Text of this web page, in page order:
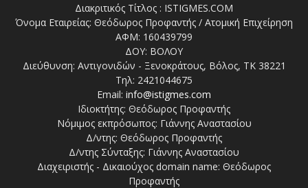
Διακριτικός Τίτλος : ISTIGMES.COM
Όνομα Εταιρείας: Θεόδωρος Προφαντής / Ατομική Επιχείρηση
ΑΦΜ: 160439799
ΔΟΥ: ΒΟΛΟΥ
Διεύθυνση: Αντιγονιδών - Ξενοκράτους, Βόλος, ΤΚ 38221
Τηλ: 2421044675
Email: info@istigmes.com
Ιδιοκτήτης: Θεόδωρος Προφαντής
Νόμιμος εκπρόσωπος: Γιάννης Αναστασίου
Δ/ντης: Θεόδωρος Προφαντής
Δ/ντης Σύνταξης: Γιάννης Αναστασίου
Διαχειριστής - Δικαιούχος domain name: Θεόδωρος
Προφαντής